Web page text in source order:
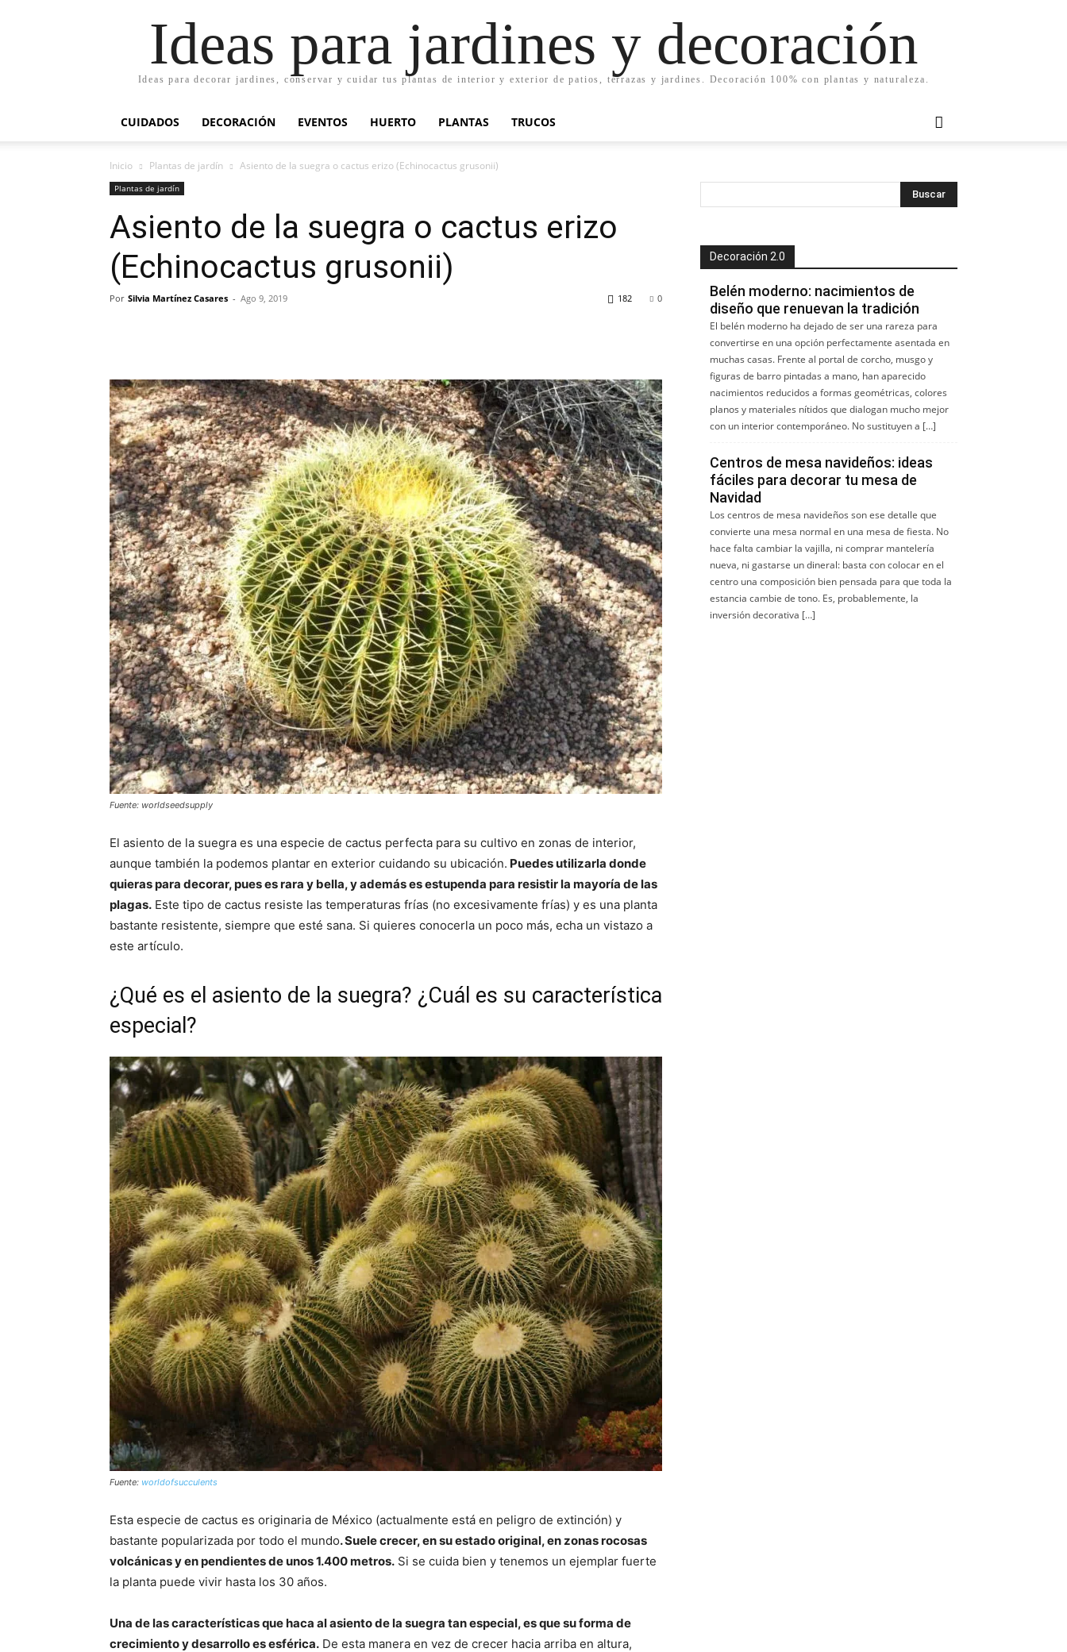
Ideas para jardines y decoración
Ideas para decorar jardines, conservar y cuidar tus plantas de interior y exterior de patios, terrazas y jardines. Decoración 100% con plantas y naturaleza.
CUIDADOS DECORACIÓN EVENTOS HUERTO PLANTAS TRUCOS
Inicio Plantas de jardín Asiento de la suegra o cactus erizo (Echinocactus grusonii)
Plantas de jardín
Asiento de la suegra o cactus erizo
(Echinocactus grusonii)
Por Silvia Martínez Casares - Ago 9, 2019 0
182
Fuente: worldseedsupply
El asiento de la suegra es una especie de cactus perfecta para su cultivo en zonas de interior,
aunque también la podemos plantar en exterior cuidando su ubicación. Puedes utilizarla donde
quieras para decorar, pues es rara y bella, y además es estupenda para resistir la mayoría de las
plagas. Este tipo de cactus resiste las temperaturas frías (no excesivamente frías) y es una planta
bastante resistente, siempre que esté sana. Si quieres conocerla un poco más, echa un vistazo a
este artículo.
¿Qué es el asiento de la suegra? ¿Cuál es su característica
especial?
Fuente: worldofsucculents
Esta especie de cactus es originaria de México (actualmente está en peligro de extinción) y
bastante popularizada por todo el mundo. Suele crecer, en su estado original, en zonas rocosas
volcánicas y en pendientes de unos 1.400 metros. Si se cuida bien y tenemos un ejemplar fuerte
la planta puede vivir hasta los 30 años.
Una de las características que haca al asiento de la suegra tan especial, es que su forma de
crecimiento y desarrollo es esférica. De esta manera en vez de crecer hacia arriba en altura,
Decoración 2.0
Belén moderno: nacimientos de
diseño que renuevan la tradición
El belén moderno ha dejado de ser una rareza para
convertirse en una opción perfectamente asentada en
muchas casas. Frente al portal de corcho, musgo y
figuras de barro pintadas a mano, han aparecido
nacimientos reducidos a formas geométricas, colores
planos y materiales nítidos que dialogan mucho mejor
con un interior contemporáneo. No sustituyen a […]
Centros de mesa navideños: ideas
fáciles para decorar tu mesa de
Navidad
Los centros de mesa navideños son ese detalle que
convierte una mesa normal en una mesa de fiesta. No
hace falta cambiar la vajilla, ni comprar mantelería
nueva, ni gastarse un dineral: basta con colocar en el
centro una composición bien pensada para que toda la
estancia cambie de tono. Es, probablemente, la
inversión decorativa […]